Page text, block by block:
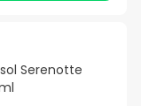
Serenotte